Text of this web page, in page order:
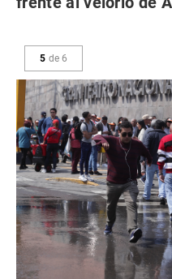
5 de 6